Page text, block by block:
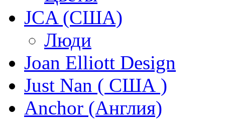
JCA (США)
Люди
Joan Elliott Design
Just Nan ( США )
Anchor (Англия)